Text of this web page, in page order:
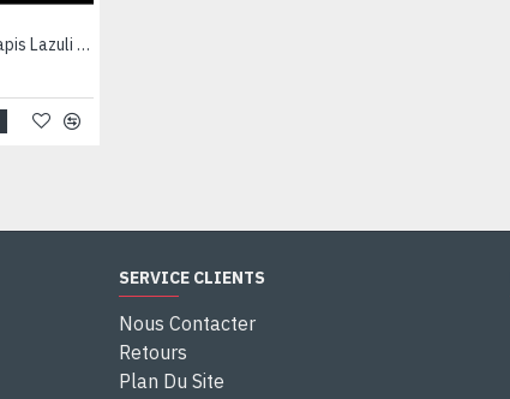
Bague argent Lapis Lazuli - Bijoux Inde - Bijoux indiens
SERVICE CLIENTS
Nous Contacter
Retours
Plan Du Site